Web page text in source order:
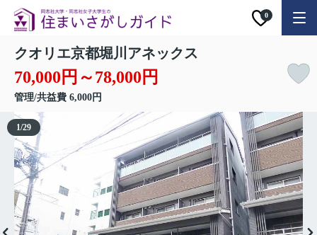
0
クオリエ京都堀川アネックス
70,000円～78,000円
管理/共益費 6,000円
1/29